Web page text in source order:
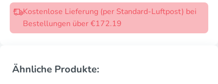
Kostenlose Lieferung (per Standard-Luftpost) bei
Bestellungen über €172.19
Ähnliche Produkte: